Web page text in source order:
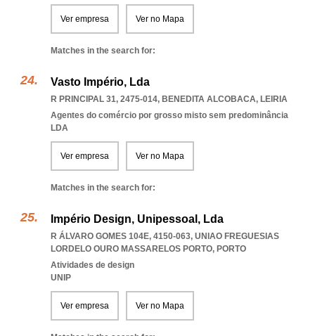
Ver empresa Ver no Mapa
Matches in the search for:
Vasto Império, Lda
R PRINCIPAL 31, 2475-014, BENEDITA ALCOBACA, LEIRIA
Agentes do comércio por grosso misto sem predominância
LDA
Ver empresa Ver no Mapa
Matches in the search for:
Império Design, Unipessoal, Lda
R ÁLVARO GOMES 104E, 4150-063, UNIAO FREGUESIAS
LORDELO OURO MASSARELOS PORTO, PORTO
Atividades de design
UNIP
Ver empresa Ver no Mapa